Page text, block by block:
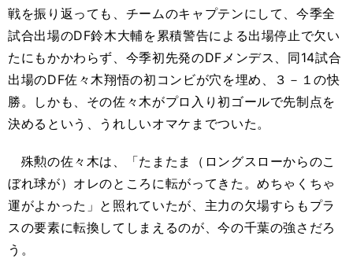
戦を振り返っても、チームのキャプテンにして、今季全
試合出場のDF鈴木大輔を累積警告による出場停止で欠い
たにもかかわらず、今季初先発のDFメンデス、同14試合
出場のDF佐々木翔悟の初コンビが穴を埋め、３－１の快
勝。しかも、その佐々木がプロ入り初ゴールで先制点を
決めるという、うれしいオマケまでついた。
殊勲の佐々木は、「たまたま（ロングスローからのこ
ぼれ球が）オレのところに転がってきた。めちゃくちゃ
運がよかった」と照れていたが、主力の欠場すらもプラ
スの要素に転換してしまえるのが、今の千葉の強さだろ
う。